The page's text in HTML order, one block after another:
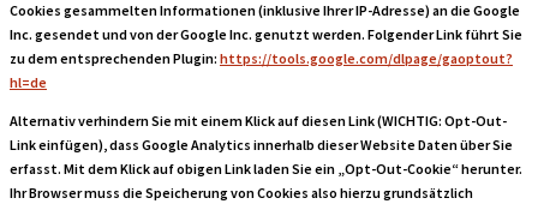
Cookies gesammelten Informationen (inklusive Ihrer IP-Adresse) an die Google
Inc. gesendet und von der Google Inc. genutzt werden. Folgender Link führt Sie
zu dem entsprechenden Plugin: https://tools.google.com/dlpage/gaoptout?
hl=de
Alternativ verhindern Sie mit einem Klick auf diesen Link (WICHTIG: Opt-Out-
Link einfügen), dass Google Analytics innerhalb dieser Website Daten über Sie
erfasst. Mit dem Klick auf obigen Link laden Sie ein „Opt-Out-Cookie“ herunter.
Ihr Browser muss die Speicherung von Cookies also hierzu grundsätzlich